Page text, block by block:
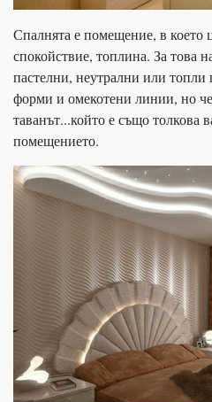
Спалнята е помещение, в което
спокойствие, топлина. За това
пастелни, неутрални или топли
форми и омекотени линии, но
таванът...който е също толкова
помещението.